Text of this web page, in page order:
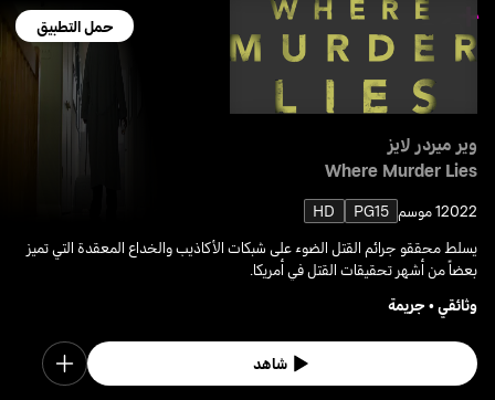
حمل التطبيق
وير ميردر لايز
Where Murder Lies
20221 موسم PG15
HD
يسلط محققو جرائم القتل الضوء على شبكات الأكاذيب والخداع المعقدة التي تميز
بعضاً من أشهر تحقيقات القتل في أمريكا.
وثائقي• جريمة
شاهد